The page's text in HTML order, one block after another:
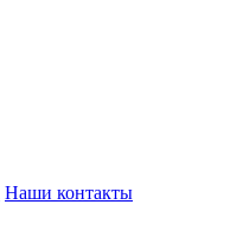
Наши контакты